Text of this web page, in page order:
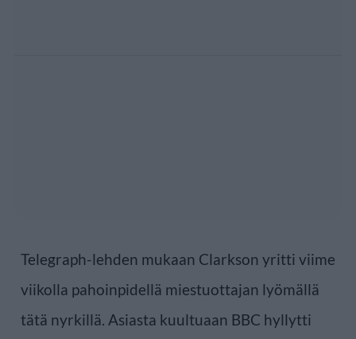
Telegraph-lehden mukaan Clarkson yritti viime
viikolla pahoinpidellä miestuottajan lyömällä
tätä nyrkillä. Asiasta kuultuaan BBC hyllytti